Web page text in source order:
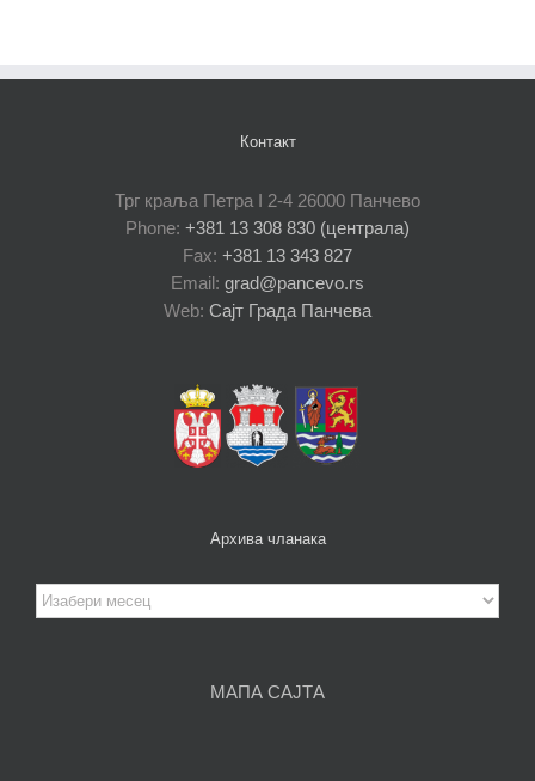
Контакт
Трг краља Петра I 2-4 26000 Панчево
Phone: +381 13 308 830 (централа)
Fax: +381 13 343 827
Email: grad@pancevo.rs
Web: Сајт Града Панчева
Архива чланака
Архива
чланака
МАПА САЈТА